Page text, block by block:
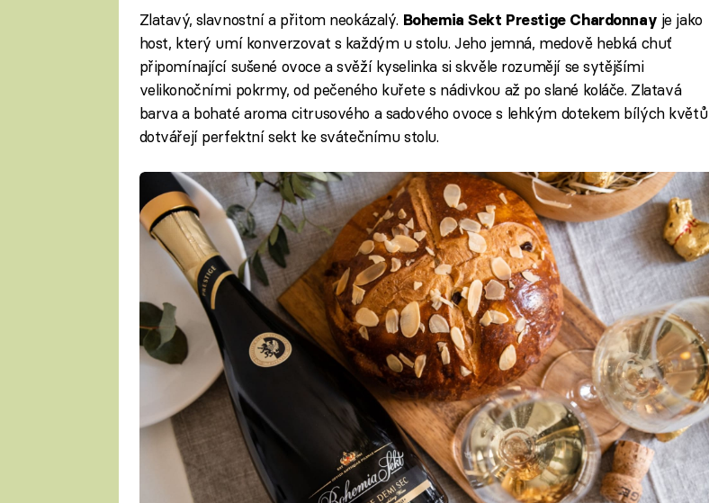
Zlatavý, slavnostní a přitom neokázalý. Bohemia Sekt Prestige Chardonnay je jako
host, který umí konverzovat s každým u stolu. Jeho jemná, medově hebká chuť
připomínající sušené ovoce a svěží kyselinka si skvěle rozumějí se sytějšími
velikonočními pokrmy, od pečeného kuřete s nádivkou až po slané koláče. Zlatavá
barva a bohaté aroma citrusového a sadového ovoce s lehkým dotekem bílých květů
dotvářejí perfektní sekt ke svátečnímu stolu.